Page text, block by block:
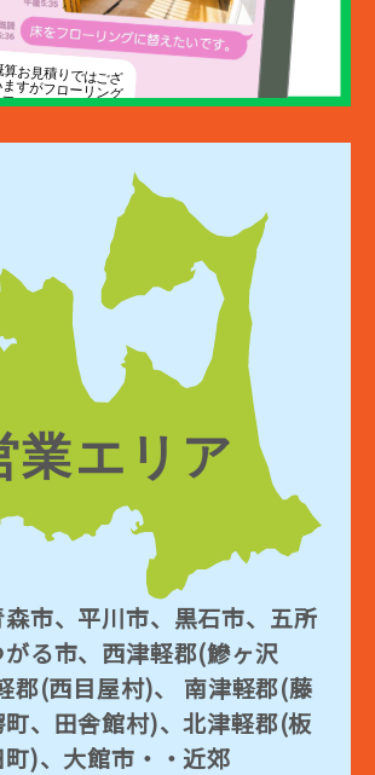
市、平川市、黒石市、五所
る市、西津軽郡(鰺ヶ沢
郡(西目屋村)、 南津軽郡(藤
、田舎館村)、北津軽郡(板
)、大館市・・近郊